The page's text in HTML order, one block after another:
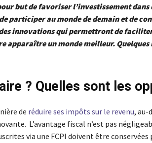
but de favoriser l’investissement dans
participer au monde de demain et de
innovations qui permettront de
apparaître un monde meilleur. Quelques
? Quelles sont les
de réduire ses impôts sur le revenu, au-
L’avantage fiscal n’est pas
via une FCPI doivent être conservées